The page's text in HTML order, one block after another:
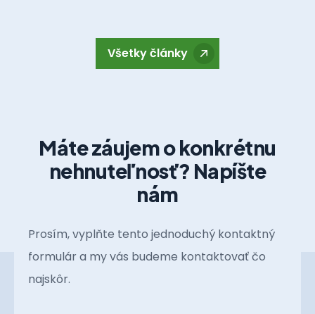
Všetky články
Máte záujem o konkrétnu
nehnuteľnosť? Napíšte
nám
Prosím, vyplňte tento jednoduchý kontaktný
formulár a my vás budeme kontaktovať čo
najskôr.